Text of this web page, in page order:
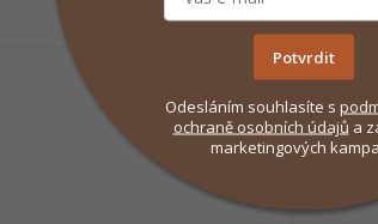
Potvrdit
Odesláním souhlasíte s
ochraně osobních údajů a
marketingových